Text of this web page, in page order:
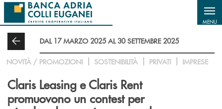
Salta al contenuto principale
MENU
DAL 17 MARZO 2025 AL 30 SETTEMBRE 2025
NOVITÀ / PROMOZIONI SOSTENIBILITÀ PRIVATI IMPRESE
Claris Leasing e Claris Rent
promuovono un contest per